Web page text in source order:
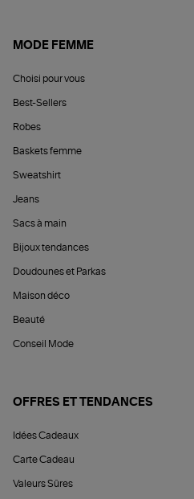
MODE FEMME
Choisi pour vous
Best-Sellers
Robes
Baskets femme
Sweatshirt
Jeans
Sacs à main
Bijoux tendances
Doudounes et Parkas
Maison déco
Beauté
Conseil Mode
OFFRES ET TENDANCES
Idées Cadeaux
Carte Cadeau
Valeurs Sûres